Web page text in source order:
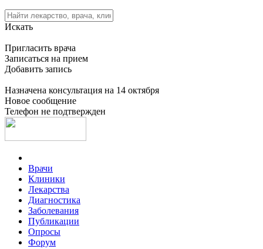
Искать
Пригласить врача
Записаться на прием
Добавить запись
Назначена консультация на 14 октября
Новое сообщение
Телефон не подтвержден
Врачи
Клиники
Лекарства
Диагностика
Заболевания
Публикации
Опросы
Форум